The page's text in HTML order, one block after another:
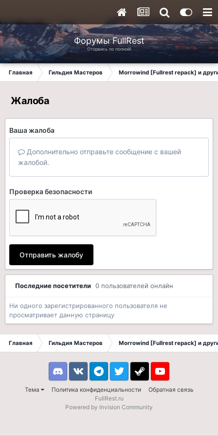
Форумы FullRest
Оторвись по полной!
Главная Гильдия Мастеров Morrowind [Fullrest repack] и
Жалоба
Ваша жалоба
Дополнительно отправьте сообщение с вашей
жалобой.
Проверка безопасности
Отправить жалобу
Последние посетители 0 пользователей онлайн
Ни одного зарегистрированного пользователя не
просматривает данную страницу
Главная Гильдия Мастеров Morrowind [Fullrest repack] и
Тема Политика конфиденциальности Обратная связь
DiscordVK TelegramTwitter Steam Youtube
FullRest.ru
Powered by Invision Community